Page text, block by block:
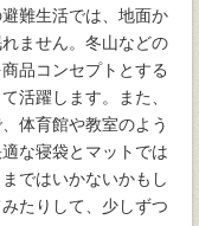
難生活では、地面か
ません。冬山などの
品コンセプトとする
活躍します。また、
体育館や教室のよう
な寝袋とマットでは
ではいかないかもし
たりして、少しずつ